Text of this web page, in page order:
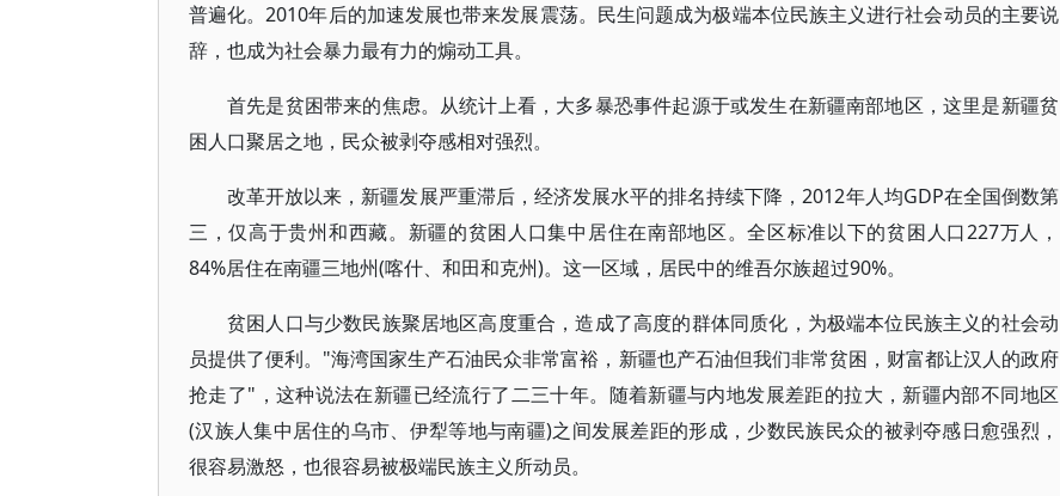
普遍化。2010年后的加速发展也带来发展震荡。民生问题成为极端本位民族主义进行社会动员的主要说
辞，也成为社会暴力最有力的煽动工具。
首先是贫困带来的焦虑。从统计上看，大多暴恐事件起源于或发生在新疆南部地区，这里是新疆贫
困人口聚居之地，民众被剥夺感相对强烈。
改革开放以来，新疆发展严重滞后，经济发展水平的排名持续下降，2012年人均GDP在全国倒数第
三，仅高于贵州和西藏。新疆的贫困人口集中居住在南部地区。全区标准以下的贫困人口227万人，
84%居住在南疆三地州(喀什、和田和克州)。这一区域，居民中的维吾尔族超过90%。
贫困人口与少数民族聚居地区高度重合，造成了高度的群体同质化，为极端本位民族主义的社会动
员提供了便利。"海湾国家生产石油民众非常富裕，新疆也产石油但我们非常贫困，财富都让汉人的政府
抢走了"，这种说法在新疆已经流行了二三十年。随着新疆与内地发展差距的拉大，新疆内部不同地区
(汉族人集中居住的乌市、伊犁等地与南疆)之间发展差距的形成，少数民族民众的被剥夺感日愈强烈，
很容易激怒，也很容易被极端民族主义所动员。